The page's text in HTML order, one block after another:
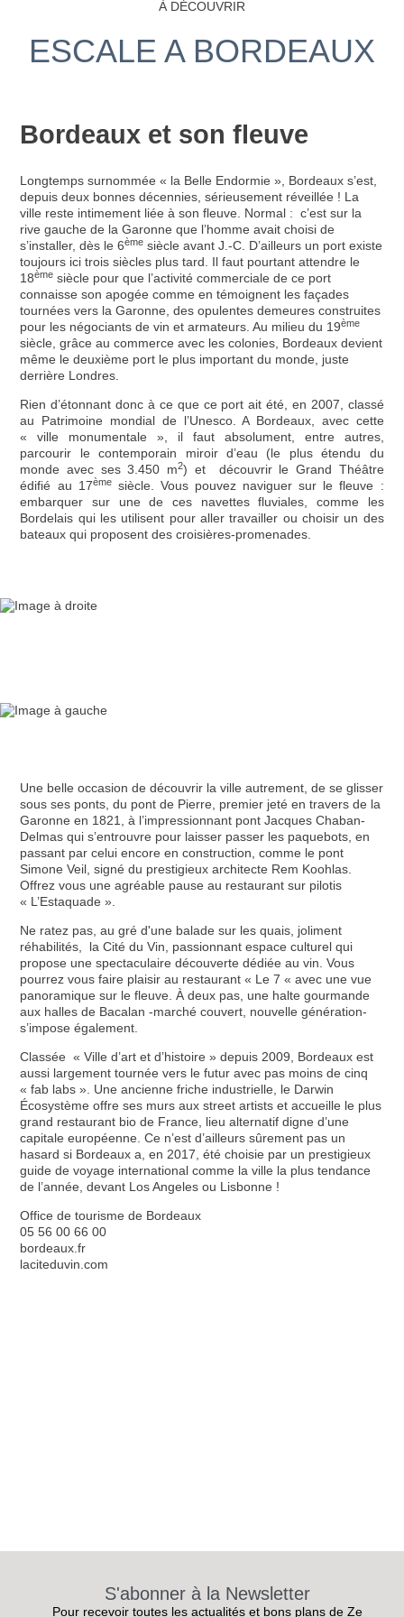
À DÉCOUVRIR
ESCALE A BORDEAUX
Bordeaux et son fleuve
Longtemps surnommée « la Belle Endormie », Bordeaux s’est,
depuis deux bonnes décennies, sérieusement réveillée ! La
ville reste intimement liée à son fleuve. Normal : c’est sur la
rive gauche de la Garonne que l’homme avait choisi de
s’installer, dès le 6ème siècle avant J.-C. D’ailleurs un port existe
toujours ici trois siècles plus tard. Il faut pourtant attendre le
18ème siècle pour que l’activité commerciale de ce port
connaisse son apogée comme en témoignent les façades
tournées vers la Garonne, des opulentes demeures construites
pour les négociants de vin et armateurs. Au milieu du 19ème
siècle, grâce au commerce avec les colonies, Bordeaux devient
même le deuxième port le plus important du monde, juste
derrière Londres.
Rien d’étonnant donc à ce que ce port ait été, en 2007, classé
au Patrimoine mondial de l’Unesco. A Bordeaux, avec cette
« ville monumentale », il faut absolument, entre autres,
parcourir le contemporain miroir d’eau (le plus étendu du
monde avec ses 3.450 m2) et découvrir le Grand Théâtre
édifié au 17èmesiècle. Vous pouvez naviguer sur le fleuve :
embarquer sur une de ces navettes fluviales, comme les
Bordelais qui les utilisent pour aller travailler ou choisir un des
bateaux qui proposent des croisières-promenades.
Une belle occasion de découvrir la ville autrement, de se glisser
sous ses ponts, du pont de Pierre, premier jeté en travers de la
Garonne en 1821, à l’impressionnant pont Jacques Chaban-
Delmas qui s’entrouvre pour laisser passer les paquebots, en
passant par celui encore en construction, comme le pont
Simone Veil, signé du prestigieux architecte Rem Koohlas.
Offrez vous une agréable pause au restaurant sur pilotis
« L’Estaquade ».
Ne ratez pas, au gré d'une balade sur les quais, joliment
réhabilités, la Cité du Vin, passionnant espace culturel qui
propose une spectaculaire découverte dédiée au vin. Vous
pourrez vous faire plaisir au restaurant « Le 7 « avec une vue
panoramique sur le fleuve. À deux pas, une halte gourmande
aux halles de Bacalan -marché couvert, nouvelle génération-
s’impose également.
Classée « Ville d’art et d’histoire » depuis 2009, Bordeaux est
aussi largement tournée vers le futur avec pas moins de cinq
« fab labs ». Une ancienne friche industrielle, le Darwin
Écosystème offre ses murs aux street artists et accueille le plus
grand restaurant bio de France, lieu alternatif digne d’une
capitale européenne. Ce n’est d’ailleurs sûrement pas un
hasard si Bordeaux a, en 2017, été choisie par un prestigieux
guide de voyage international comme la ville la plus tendance
de l’année, devant Los Angeles ou Lisbonne !
Office de tourisme de Bordeaux
05 56 00 66 00
bordeaux.fr
laciteduvin.com
S'abonner à la Newsletter
Pour recevoir toutes les actualités et bons plans de Ze